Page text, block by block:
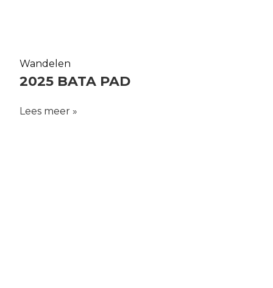
Wandelen
2025 BATA PAD
Lees meer »